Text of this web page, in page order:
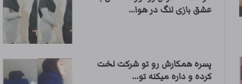
عشق بازی لنگ در هوا...
پسره همکارش رو تو شرکت لخت
کرده و داره میکنه تو...